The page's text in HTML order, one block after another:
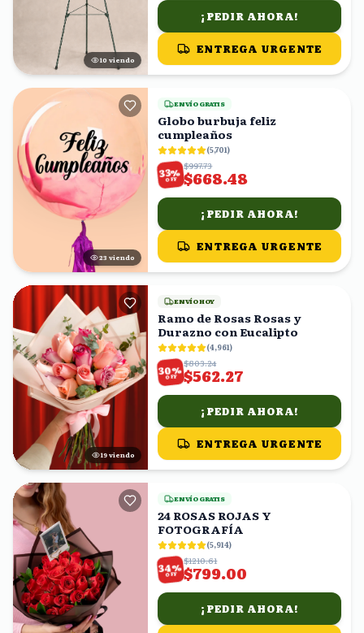
11 viendo
¡PEDIR AHORA!
ENTREGA URGENTE
22 viendo
ENVÍO GRATIS
Globo burbuja feliz
cumpleaños
(5,701)
33%
OFF
$997.73
$668.48
¡PEDIR AHORA!
ENTREGA URGENTE
19 viendo
ENVÍO HOY
Ramo de Rosas Rosas y
Durazno con Eucalipto
(4,961)
30%
OFF
$803.24
$562.27
¡PEDIR AHORA!
ENTREGA URGENTE
ENVÍO GRATIS
24 ROSAS ROJAS Y
FOTOGRAFÍA
(5,914)
34%
OFF
$1210.61
$799.00
¡PEDIR AHORA!